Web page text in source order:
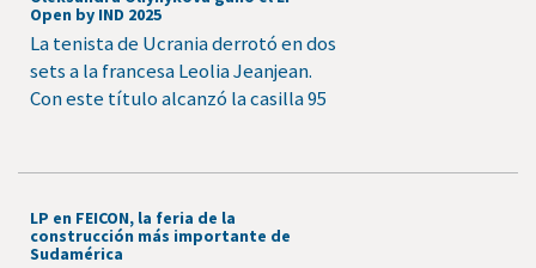
Open by IND 2025
La tenista de Ucrania derrotó en dos
sets a la francesa Leolia Jeanjean.
Con este título alcanzó la casilla 95
LP en FEICON, la feria de la
construcción más importante de
Sudamérica